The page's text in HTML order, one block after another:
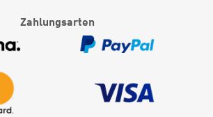
Zahlungsarten